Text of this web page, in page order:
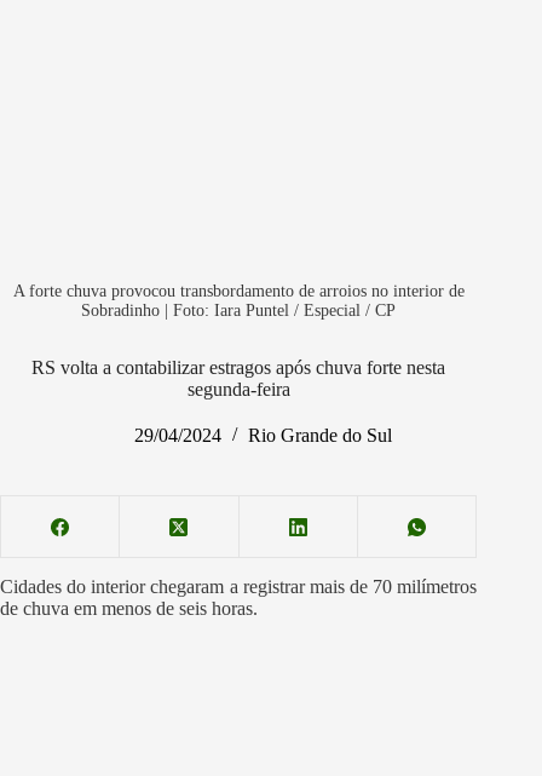
A forte chuva provocou transbordamento de arroios no interior de
Sobradinho | Foto: Iara Puntel / Especial / CP
RS volta a contabilizar estragos após chuva forte nesta
segunda-feira
29/04/2024 Rio Grande do Sul
Cidades do interior chegaram a registrar mais de 70 milímetros
de chuva em menos de seis horas.